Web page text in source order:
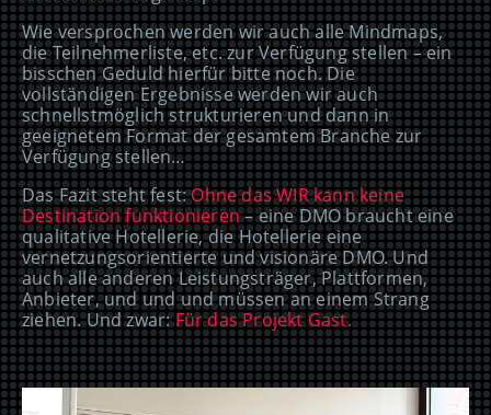
Wie versprochen werden wir auch alle Mindmaps,
die Teilnehmerliste, etc. zur Verfügung stellen – ein
bisschen Geduld hierfür bitte noch. Die
vollständigen Ergebnisse werden wir auch
schnellstmöglich strukturieren und dann in
geeignetem Format der gesamtem Branche zur
Verfügung stellen…
Das Fazit steht fest:Ohne das WIR kann keine
Destination funktionieren– eine DMO braucht eine
qualitative Hotellerie, die Hotellerie eine
vernetzungsorientierte und visionäre DMO. Und
auch alle anderen Leistungsträger, Plattformen,
Anbieter, und und und müssen an einem Strang
ziehen. Und zwar:Für das Projekt Gast.